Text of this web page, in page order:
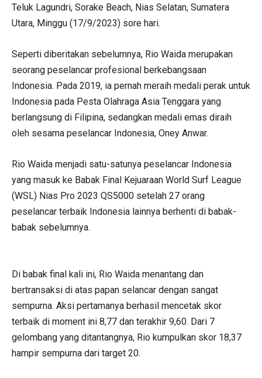
Teluk Lagundri, Sorake Beach, Nias Selatan, Sumatera
Utara, Minggu (17/9/2023) sore hari.
Seperti diberitakan sebelumnya, Rio Waida merupakan
seorang peselancar profesional berkebangsaan
Indonesia. Pada 2019, ia pernah meraih medali perak untuk
Indonesia pada Pesta Olahraga Asia Tenggara yang
berlangsung di Filipina, sedangkan medali emas diraih
oleh sesama peselancar Indonesia, Oney Anwar.
Rio Waida menjadi satu-satunya peselancar Indonesia
yang masuk ke Babak Final Kejuaraan World Surf League
(WSL) Nias Pro 2023 QS5000 setelah 27 orang
peselancar terbaik Indonesia lainnya berhenti di babak-
babak sebelumnya.
Di babak final kali ini, Rio Waida menantang dan
bertransaksi di atas papan selancar dengan sangat
sempurna. Aksi pertamanya berhasil mencetak skor
terbaik di moment ini 8,77 dan terakhir 9,60. Dari 7
gelombang yang ditantangnya, Rio kumpulkan skor 18,37
hampir sempurna dari target 20.